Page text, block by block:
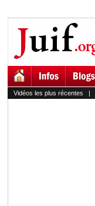
Vidéos les plus récentes |